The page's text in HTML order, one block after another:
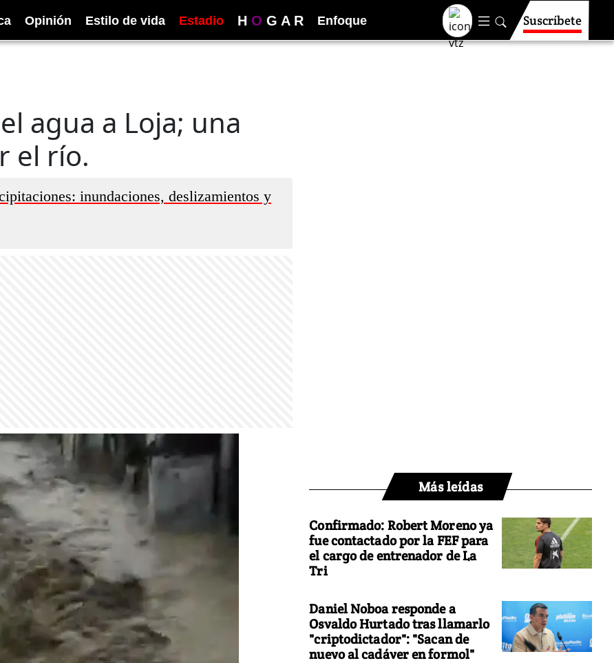
Opinión Estilo de vida Estadio H O G A R Enfoque Suscríbete
agua a Loja; una
el río.
inundaciones, deslizamientos y
Más leídas
Confirmado: Robert Moreno ya
fue contactado por la FEF para
el cargo de entrenador de La
Tri
Daniel Noboa responde a
Osvaldo Hurtado tras llamarlo
"criptodictador": "Sacan de
nuevo al cadáver en formol"